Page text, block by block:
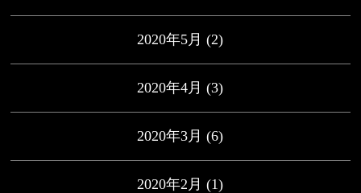
2020年5月 (2)
2020年4月 (3)
2020年3月 (6)
2020年2月 (1)